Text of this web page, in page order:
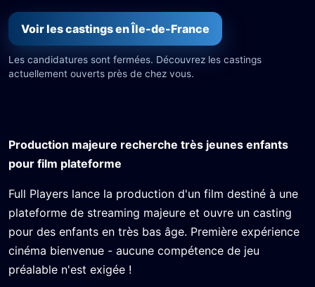
Voir les castings en Île-de-France
Les candidatures sont fermées. Découvrez les castings
actuellement ouverts près de chez vous.
Production majeure recherche très jeunes enfants
pour film plateforme
Full Players lance la production d'un film destiné à une
plateforme de streaming majeure et ouvre un casting
pour des enfants en très bas âge. Première expérience
cinéma bienvenue - aucune compétence de jeu
préalable n'est exigée !